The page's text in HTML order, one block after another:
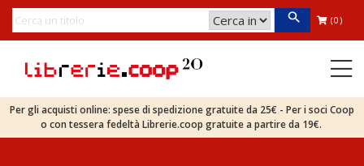
(0)
Per gli acquisti online: spese di spedizione gratuite da 25€ - Per i soci Coop
o con tessera fedeltà Librerie.coop gratuite a partire da 19€.